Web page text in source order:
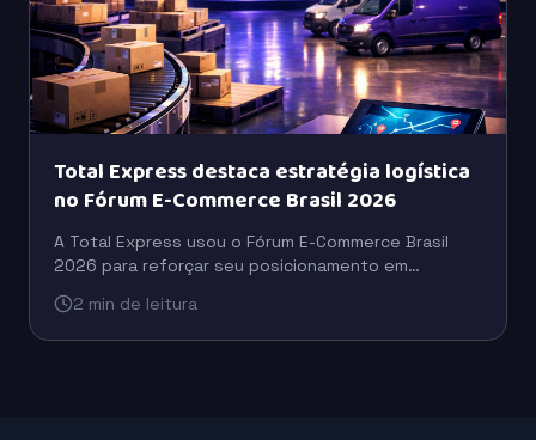
Total Express destaca estratégia logística
no Fórum E-Commerce Brasil 2026
A Total Express usou o Fórum E-Commerce Brasil
2026 para reforçar seu posicionamento em
escala e suporte ao varejo digital.
2 min de leitura